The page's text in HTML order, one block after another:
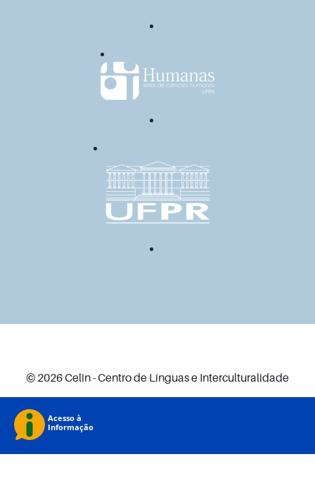
© 2026 Celin - Centro de Línguas e Interculturalidade